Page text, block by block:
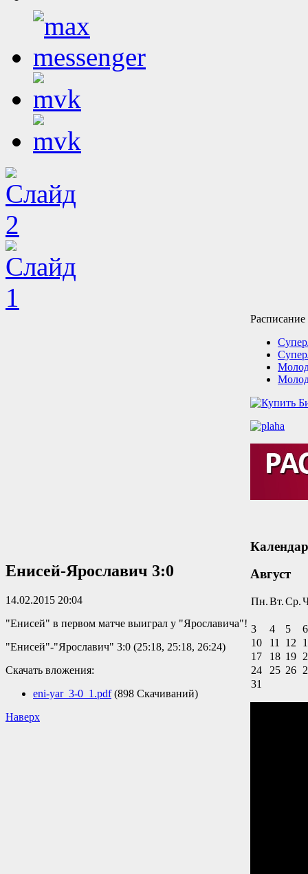
Енисей-Ярославич 3:0
14.02.2015 20:04
"Енисей" в первом матче выиграл у "Ярославича"!
"Енисей"-"Ярославич" 3:0 (25:18, 25:18, 26:24)
Скачать вложения:
eni-yar_3-0_1.pdf (898 Скачиваний)
Наверх
Расписание
Август
Пн.Вт.Ср.
3 4 5
6
10
11 12
17
18 19
24
25 26
31